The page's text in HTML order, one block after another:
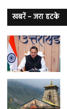
कैंसर का
शिकार
खबरें – जरा हटके